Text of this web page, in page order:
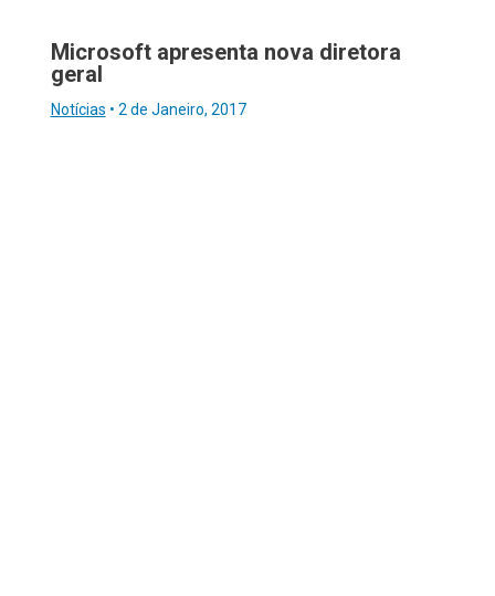
Microsoft apresenta nova diretora
geral
Notícias • 2 de Janeiro, 2017